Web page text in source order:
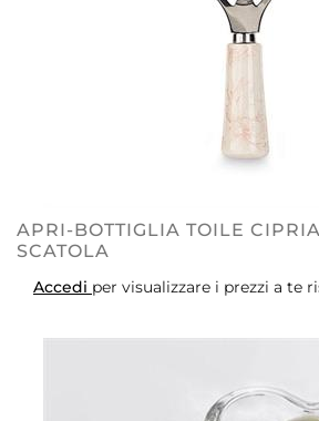
APRI-BOTTIGLIA TOILE
SCATOLA
Accedi per visualizzare i prezzi a te